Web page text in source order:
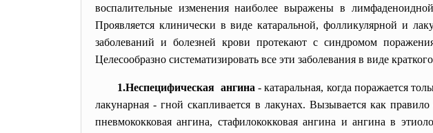
воспалительные изменения наиболее выражены в
Проявляется клинически в виде катаральной, фолликулярной и
заболеваний и болезней крови протекают с синдромом
Целесообразно систематизировать все эти заболевания в виде
1.Неспецифическая ангина - катаральная, когда поражается
лакунарная - гной скапливается в лакунах. Вызывается как
пневмококковая ангина, стафилококковая ангина и ангина в